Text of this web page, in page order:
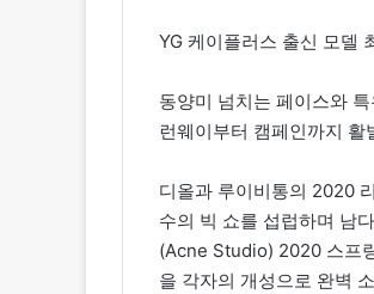
YG 케이플러스 출신 모델
동양미 넘치는 페이스와
런웨이부터 캠페인까지 활
디올과 루이비통의 2020
수의 빅 쇼를 섭럽하며 남
(Acne Studio) 2020 스프
을 각자의 개성으로 완벽